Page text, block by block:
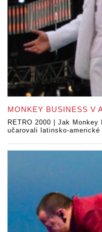
MONKEY BUSINESS V
RETRO 2000 | Jak
učarovali latinsko-americké